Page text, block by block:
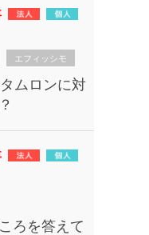
エフィッシモ
ムロンに対
ろを答えて